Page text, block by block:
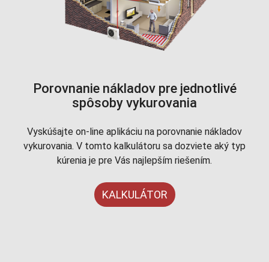
Porovnanie nákladov pre jednotlivé
spôsoby vykurovania
Vyskúšajte on-line aplikáciu na porovnanie nákladov
vykurovania. V tomto kalkulátoru sa dozviete aký typ
kúrenia je pre Vás najlepším riešením.
KALKULÁTOR